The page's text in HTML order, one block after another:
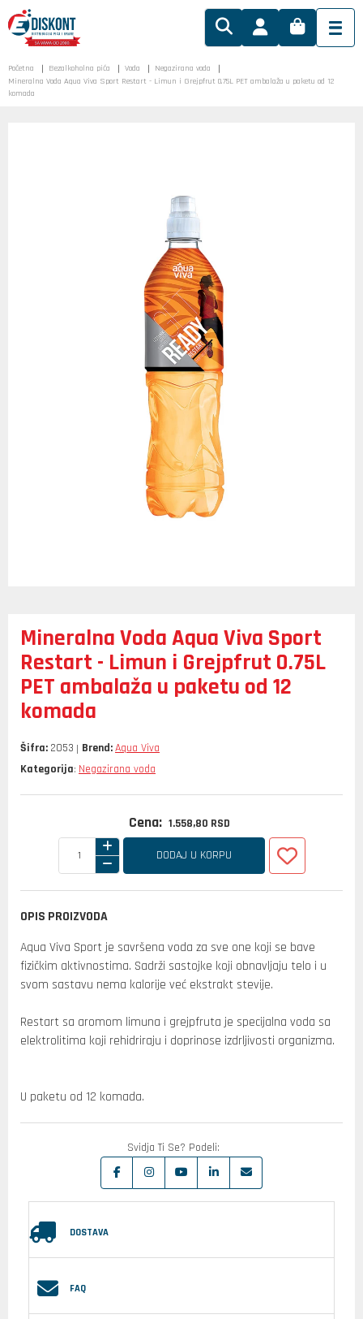
Početna Bezalkoholna pića Voda
Negazirana voda
Mineralna Voda Aqua Viva Sport Restart - Limun i Grejpfrut 0.75L PET ambalaža u paketu od 12
komada
Mineralna Voda Aqua Viva Sport
Restart - Limun i Grejpfrut 0.75L
PET ambalaža u paketu od 12
komada
Šifra: 2053 Brend:Aqua Viva
Kategorija: Negazirana voda
Cena: 1.558,80 RSD
DODAJ U KORPU
OPIS PROIZVODA
Aqua Viva Sport je savršena voda za sve one koji se bave
fizičkim aktivnostima. Sadrži sastojke koji obnavljaju telo i u
svom sastavu nema kalorije već ekstrakt stevije.
Restart sa aromom limuna i grejpfruta je specijalna voda sa
elektrolitima koji rehidriraju i doprinose izdrljivosti organizma.
U paketu od 12 komada.
Svidja Ti Se? Podeli:
DOSTAVA
FAQ